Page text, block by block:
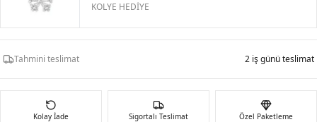
KOLYE HEDİYE
Tahmini teslimat 2 iş günü teslimat
Kolay İade
Sigortalı Teslimat
Özel Paketleme